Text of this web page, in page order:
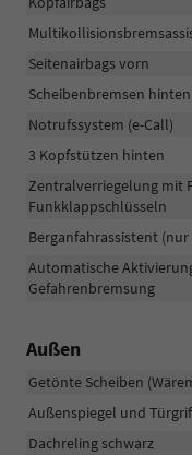
Seitenairbags vorn
Scheibenbremsen hinten
Notrufssystem (e-Call)
3 Kopfstützen hinten
Zentralverriegelung mit
Funkklappschlüsseln
Berganfahrassistent
Automatische
Gefahrenbremsung
Außen
Getönte Scheiben
Außenspiegel und
Dachreling schwarz